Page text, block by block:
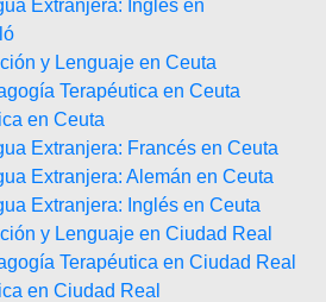
Extranjera: Inglés en
y Lenguaje en Ceuta
Terapéutica en Ceuta
en Ceuta
Extranjera: Francés en Ceuta
Extranjera: Alemán en Ceuta
Extranjera: Inglés en Ceuta
y Lenguaje en Ciudad Real
Terapéutica en Ciudad Real
en Ciudad Real